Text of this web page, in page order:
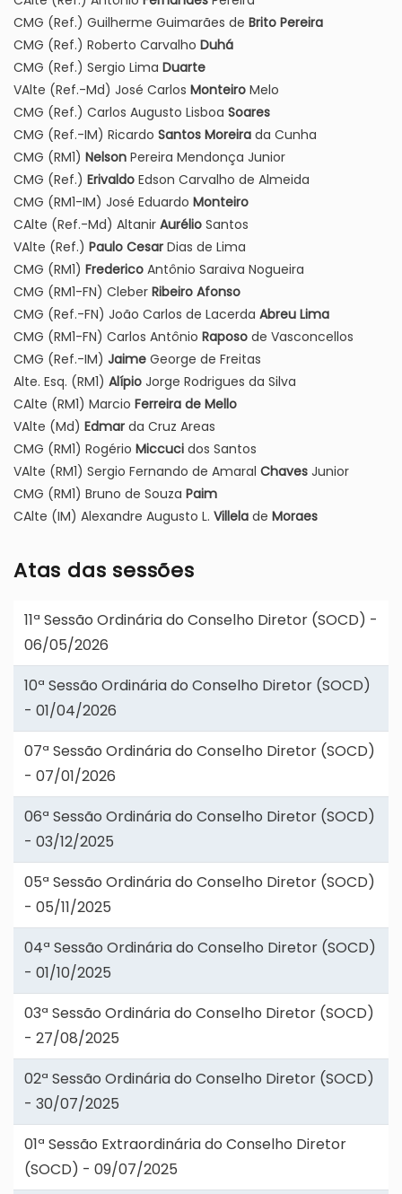
CMG (Ref.) Guilherme Guimarães de Brito Pereira
CMG (Ref.) Roberto Carvalho Duhá
CMG (Ref.) Sergio Lima Duarte
VAlte (Ref.-Md) José Carlos Monteiro Melo
CMG (Ref.) Carlos Augusto Lisboa Soares
CMG (Ref.-IM) Ricardo Santos Moreira da Cunha
CMG (RM1) Nelson Pereira Mendonça Junior
CMG (Ref.) Erivaldo Edson Carvalho de Almeida
CMG (RM1-IM) José Eduardo Monteiro
CAlte (Ref.-Md) Altanir Aurélio Santos
VAlte (Ref.) Paulo Cesar Dias de Lima
CMG (RM1) Frederico Antônio Saraiva Nogueira
CMG (RM1-FN) Cleber Ribeiro Afonso
CMG (Ref.-FN) João Carlos de Lacerda Abreu Lima
CMG (RM1-FN) Carlos Antônio Raposo de Vasconcellos
CMG (Ref.-IM) Jaime George de Freitas
Alte. Esq. (RM1) Alípio Jorge Rodrigues da Silva
CAlte (RM1) Marcio Ferreira de Mello
VAlte (Md) Edmar da Cruz Areas
CMG (RM1) Rogério Miccuci dos Santos
VAlte (RM1) Sergio Fernando de Amaral Chaves Junior
CMG (RM1) Bruno de Souza Paim
CAlte (IM) Alexandre Augusto L. Villela de Moraes
Atas das sessões
11ª Sessão Ordinária do Conselho Diretor (SOCD) -
06/05/2026
10ª Sessão Ordinária do Conselho Diretor (SOCD)
- 01/04/2026
07ª Sessão Ordinária do Conselho Diretor (SOCD)
- 07/01/2026
06ª Sessão Ordinária do Conselho Diretor (SOCD)
- 03/12/2025
05ª Sessão Ordinária do Conselho Diretor (SOCD)
- 05/11/2025
04ª Sessão Ordinária do Conselho Diretor (SOCD)
- 01/10/2025
03ª Sessão Ordinária do Conselho Diretor (SOCD)
- 27/08/2025
02ª Sessão Ordinária do Conselho Diretor (SOCD)
- 30/07/2025
01ª Sessão Extraordinária do Conselho Diretor
(SOCD) - 09/07/2025